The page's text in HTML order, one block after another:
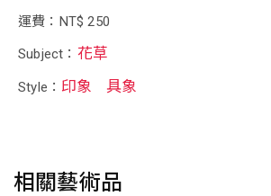
運費：NT$ 250
Subject： 花草
Style： 印象 具象
相關藝術品